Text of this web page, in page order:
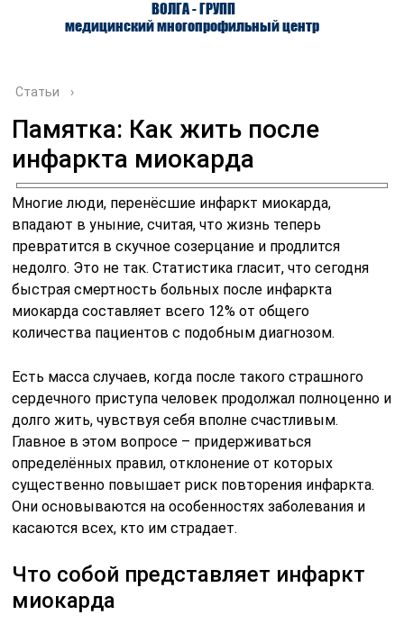
ВОЛГА - ГРУПП
медицинский многопрофильный центр
О ЦЕНТРЕ ВРАЧИ
Статьи ›
Памятка: Как жить после
инфаркта миокарда
Многие люди, перенёсшие инфаркт миокарда,
впадают в уныние, считая, что жизнь теперь
превратится в скучное созерцание и продлится
недолго. Это не так. Статистика гласит, что сегодня
быстрая смертность больных после инфаркта
миокарда составляет всего 12% от общего
количества пациентов с подобным диагнозом.
Есть масса случаев, когда после такого страшного
сердечного приступа человек продолжал полноценно и
долго жить, чувствуя себя вполне счастливым.
Главное в этом вопросе – придерживаться
определённых правил, отклонение от которых
существенно повышает риск повторения инфаркта.
Они основываются на особенностях заболевания и
касаются всех, кто им страдает.
Что собой представляет инфаркт
миокарда